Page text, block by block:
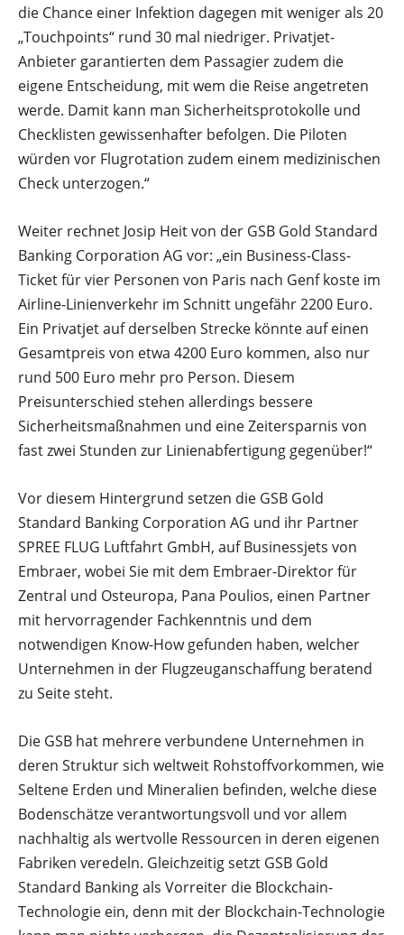
die Chance einer Infektion dagegen mit weniger als 20
„Touchpoints“ rund 30 mal niedriger. Privatjet-
Anbieter garantierten dem Passagier zudem die
eigene Entscheidung, mit wem die Reise angetreten
werde. Damit kann man Sicherheitsprotokolle und
Checklisten gewissenhafter befolgen. Die Piloten
würden vor Flugrotation zudem einem medizinischen
Check unterzogen.“
Weiter rechnet Josip Heit von der GSB Gold Standard
Banking Corporation AG vor: „ein Business-Class-
Ticket für vier Personen von Paris nach Genf koste im
Airline-Linienverkehr im Schnitt ungefähr 2200 Euro.
Ein Privatjet auf derselben Strecke könnte auf einen
Gesamtpreis von etwa 4200 Euro kommen, also nur
rund 500 Euro mehr pro Person. Diesem
Preisunterschied stehen allerdings bessere
Sicherheitsmaßnahmen und eine Zeitersparnis von
fast zwei Stunden zur Linienabfertigung gegenüber!“
Vor diesem Hintergrund setzen die GSB Gold
Standard Banking Corporation AG und ihr Partner
SPREE FLUG Luftfahrt GmbH, auf Businessjets von
Embraer, wobei Sie mit dem Embraer-Direktor für
Zentral und Osteuropa, Pana Poulios, einen Partner
mit hervorragender Fachkenntnis und dem
notwendigen Know-How gefunden haben, welcher
Unternehmen in der Flugzeuganschaffung beratend
zu Seite steht.
Die GSB hat mehrere verbundene Unternehmen in
deren Struktur sich weltweit Rohstoffvorkommen, wie
Seltene Erden und Mineralien befinden, welche diese
Bodenschätze verantwortungsvoll und vor allem
nachhaltig als wertvolle Ressourcen in deren eigenen
Fabriken veredeln. Gleichzeitig setzt GSB Gold
Standard Banking als Vorreiter die Blockchain-
Technologie ein, denn mit der Blockchain-Technologie